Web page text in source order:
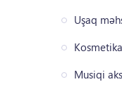
Uşaq
Kosmetika
Musiqi